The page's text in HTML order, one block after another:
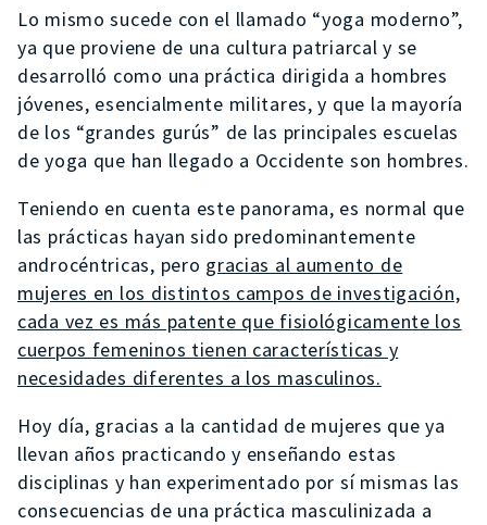
Lo mismo sucede con el llamado “yoga moderno”,
ya que proviene de una cultura patriarcal y se
desarrolló como una práctica dirigida a hombres
jóvenes, esencialmente militares, y que la mayoría
de los “grandes gurús” de las principales escuelas
de yoga que han llegado a Occidente son hombres.
Teniendo en cuenta este panorama, es normal que
las prácticas hayan sido predominantemente
androcéntricas, pero gracias al aumento de
mujeres en los distintos campos de investigación,
cada vez es más patente que fisiológicamente los
cuerpos femeninos tienen características y
necesidades diferentes a los masculinos.
Hoy día, gracias a la cantidad de mujeres que ya
llevan años practicando y enseñando estas
disciplinas y han experimentado por sí mismas las
consecuencias de una práctica masculinizada a